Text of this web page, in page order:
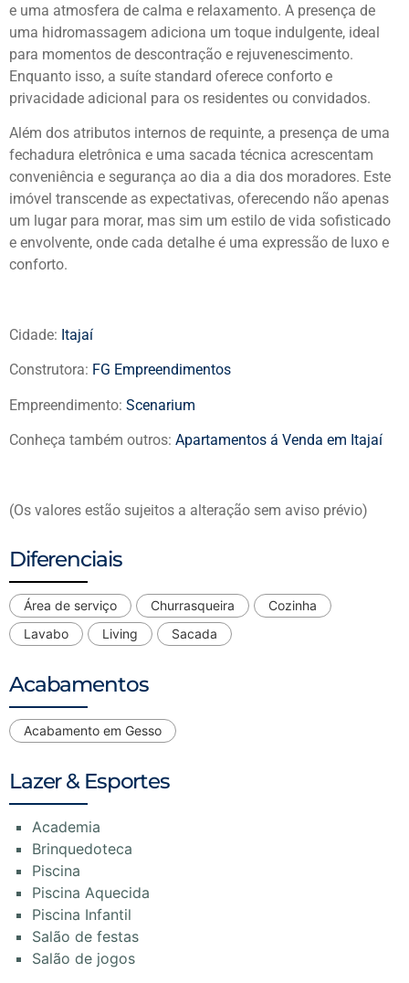
e uma atmosfera de calma e relaxamento. A presença de
uma hidromassagem adiciona um toque indulgente, ideal
para momentos de descontração e rejuvenescimento.
Enquanto isso, a suíte standard oferece conforto e
privacidade adicional para os residentes ou convidados.
Além dos atributos internos de requinte, a presença de uma
fechadura eletrônica e uma sacada técnica acrescentam
conveniência e segurança ao dia a dia dos moradores. Este
imóvel transcende as expectativas, oferecendo não apenas
um lugar para morar, mas sim um estilo de vida sofisticado
e envolvente, onde cada detalhe é uma expressão de luxo e
conforto.
Cidade: Itajaí
Construtora: FG Empreendimentos
Empreendimento: Scenarium
Conheça também outros: Apartamentos á Venda em Itajaí
(Os valores estão sujeitos a alteração sem aviso prévio)
Diferenciais
Área de serviço Churrasqueira
Cozinha
Lavabo
Living Sacada
Acabamentos
Acabamento em Gesso
Lazer & Esportes
Academia
Brinquedoteca
Piscina
Piscina Aquecida
Piscina Infantil
Salão de festas
Salão de jogos